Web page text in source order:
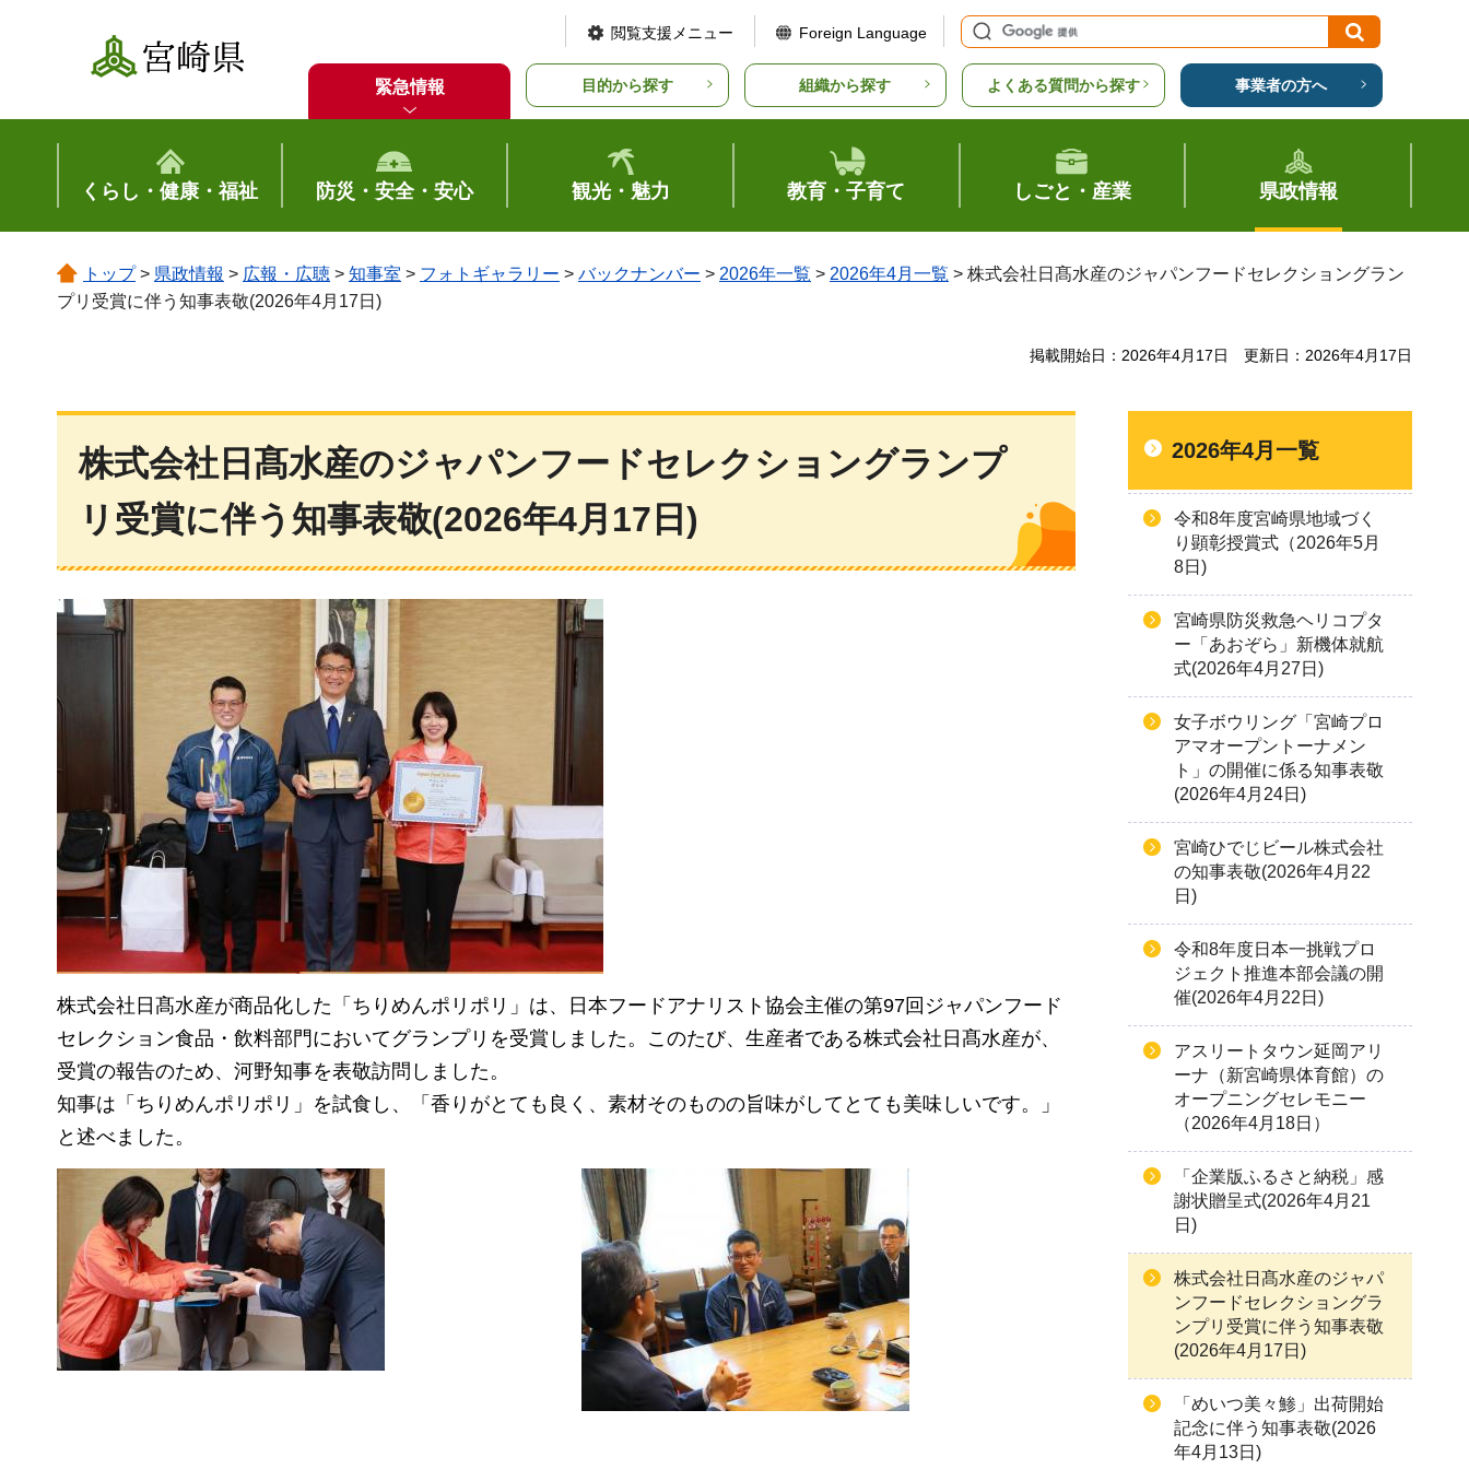
宮崎県
閲覧支援メニュー Foreign Language
緊急情報 目的から探す 組織から探す よくある質問から探す 事業者の方へ
くらし・健康・福祉 防災・安全・安心 観光・魅力 教育・子育て しごと・産業 県政情報
トップ> 県政情報 > 広報・広聴 > 知事室 > フォトギャラリー > バックナンバー > 2026年一覧 > 2026年4月一覧 > 株式会社日髙水産のジャパンフードセレクショングラン
プリ受賞に伴う知事表敬(2026年4月17日)
掲載開始日：2026年4月17日 更新日：2026年4月17日
株式会社日髙水産のジャパンフードセレクショングランプ
リ受賞に伴う知事表敬(2026年4月17日)
株式会社日髙水産が商品化した「ちりめんポリポリ」は、日本フードアナリスト協会主催の第97回ジャパンフード
セレクション食品・飲料部門においてグランプリを受賞しました。このたび、生産者である株式会社日髙水産が、
受賞の報告のため、河野知事を表敬訪問しました。
知事は「ちりめんポリポリ」を試食し、「香りがとても良く、素材そのものの旨味がしてとても美味しいです。」
と述べました。
2026年4月一覧
令和8年度宮崎県地域づく
り顕彰授賞式（2026年5月
8日)
宮崎県防災救急ヘリコプタ
ー「あおぞら」新機体就航
式(2026年4月27日)
女子ボウリング「宮崎プロ
アマオープントーナメン
ト」の開催に係る知事表敬
(2026年4月24日)
宮崎ひでじビール株式会社
の知事表敬(2026年4月22
日)
令和8年度日本一挑戦プロ
ジェクト推進本部会議の開
催(2026年4月22日)
アスリートタウン延岡アリ
ーナ（新宮崎県体育館）の
オープニングセレモニー
（2026年4月18日）
「企業版ふるさと納税」感
謝状贈呈式(2026年4月21
日)
株式会社日髙水産のジャパ
ンフードセレクショングラ
ンプリ受賞に伴う知事表敬
(2026年4月17日)
「めいつ美々鯵」出荷開始
記念に伴う知事表敬(2026
年4月13日)